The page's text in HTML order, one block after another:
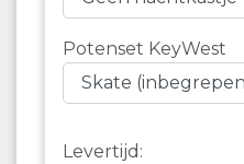
Potenset KeyWest
Levertijd: